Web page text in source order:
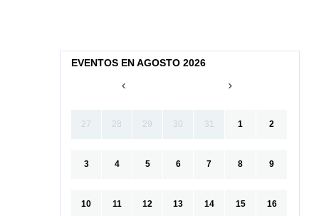
EVENTOS EN AGOSTO 2026
27 28 29 30 31 1 2
3 4 5 6 7 8 9
10 11 12 13 14 15 16